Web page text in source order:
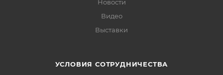
Новости
Видео
Выставки
УСЛОВИЯ СОТРУДНИЧЕСТВА